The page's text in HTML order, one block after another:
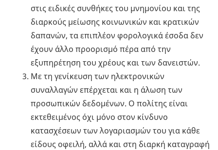
στις ειδικές συνθήκες του μνημονίου και της
διαρκούς μείωσης κοινωνικών και κρατικών
δαπανών, τα επιπλέον φορολογικά έσοδα δεν
έχουν άλλο προορισμό πέρα από την
εξυπηρέτηση του χρέους και των δανειστών.
Με τη γενίκευση των ηλεκτρονικών
συναλλαγών επέρχεται και η άλωση των
προσωπικών δεδομένων. Ο πολίτης είναι
εκτεθειμένος όχι μόνο στον κίνδυνο
κατασχέσεων των λογαριασμών του για κάθε
είδους οφειλή, αλλά και στη διαρκή καταγραφή